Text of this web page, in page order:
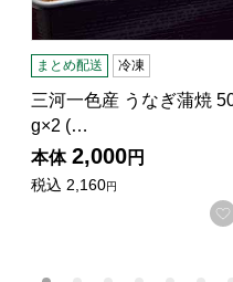
まとめ配送 冷凍
三河一色産 うなぎ蒲焼
g×2 (…
本体 2,000円
税込 2,160円